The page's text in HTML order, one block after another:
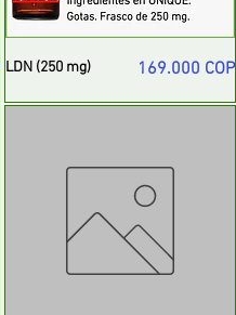
LDN (250 mg) Precio
169.000 COP